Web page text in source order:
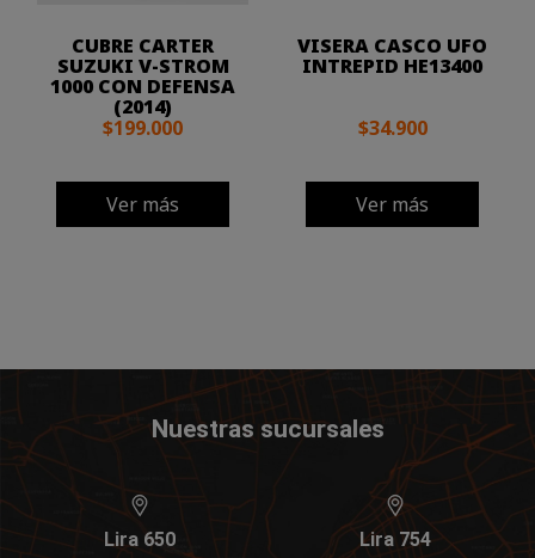
CUBRE CARTER
SUZUKI V-STROM
1000 CON DEFENSA
(2014)
$199.000
Ver más
VISERA CASCO UFO
INTREPID HE13400
$34.900
Ver más
Nuestras sucursales
Lira 650 Lira 754